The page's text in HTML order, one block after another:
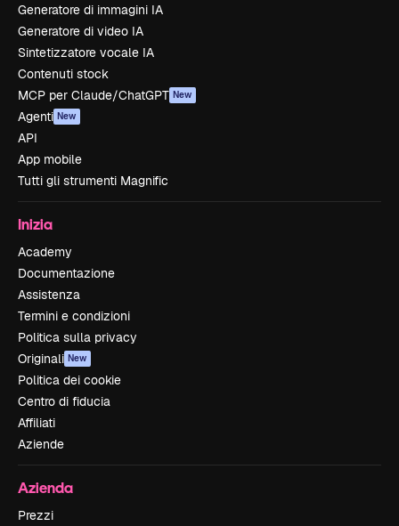
Generatore di immagini IA
Generatore di video IA
Sintetizzatore vocale IA
Contenuti stock
MCP per Claude/ChatGPT New
Agenti New
API
App mobile
Tutti gli strumenti Magnific
Inizia
Academy
Documentazione
Assistenza
Termini e condizioni
Politica sulla privacy
Originali New
Politica dei cookie
Centro di fiducia
Affiliati
Aziende
Azienda
Prezzi